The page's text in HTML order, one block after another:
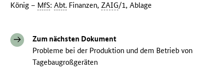
König – MfS:Abt. Finanzen,ZAIG/1, Ablage
Zum nächsten Dokument
Probleme bei der Produktion und dem Betrieb von
Tagebaugroßgeräten